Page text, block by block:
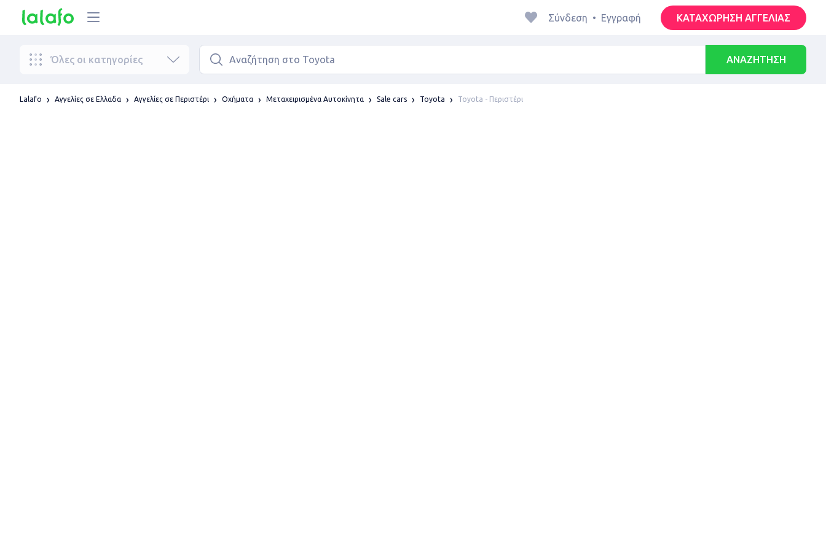
Σύνδεση • Εγγραφή ΚΑΤΑΧΩΡΗΣΗ ΑΓΓΕΛΙΑΣ
Όλες οι κατηγορίες ΑΝΑΖΗΤΗΣΗ
Lalafo Αγγελίες σε Ελλαδα Αγγελίες σε Περιστέρι Οχήματα Μεταχειρισμένα Αυτοκίνητα Sale cars Toyota Toyota - Περιστέρι